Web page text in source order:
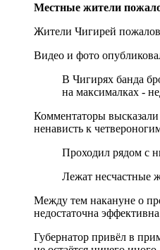
Местные жители
Жители Чигирей
Видео и фото
В Чигирях банда
на максималках -
Комментаторы
ненависть к
Проходил рядом с
Лежат несчастные
Между тем накануне о
недостаточна
Губернатор привёл в